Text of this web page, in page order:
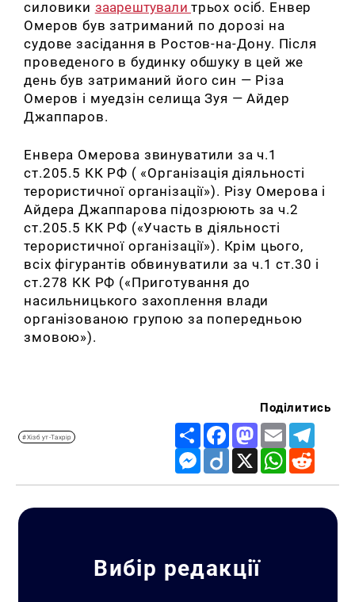
силовики заарештували трьох осіб. Енвер
Омеров був затриманий по дорозі на
судове засідання в Ростов-на-Дону. Після
проведеного в будинку обшуку в цей же
день був затриманий його син — Різа
Омеров і муедзін селища Зуя — Айдер
Джаппаров.
Енвера Омерова звинуватили за ч.1
ст.205.5 КК РФ ( «Організація діяльності
терористичної організації»). Різу Омерова і
Айдера Джаппарова підозрюють за ч.2
ст.205.5 КК РФ («Участь в діяльності
терористичної організації»). Крім цього,
всіх фігурантів обвинуватили за ч.1 ст.30 і
ст.278 КК РФ («Приготування до
насильницького захоплення влади
організованою групою за попередньою
змовою»).
#Хізб ут-Тахрір
Поділитись
Share FacebookMastodon
Email
Messenger
Diigo X WhatsApp
Вибір редакції